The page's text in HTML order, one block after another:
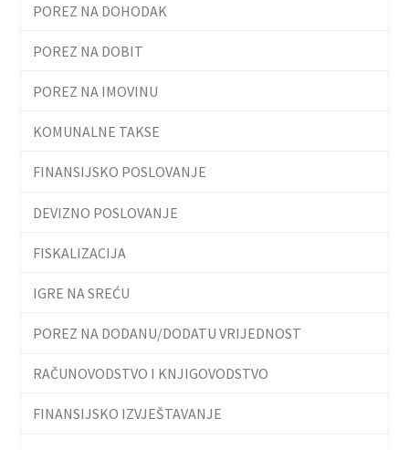
POREZ NA DOHODAK
POREZ NA DOBIT
POREZ NA IMOVINU
KOMUNALNE TAKSE
FINANSIJSKO POSLOVANJE
DEVIZNO POSLOVANJE
FISKALIZACIJA
IGRE NA SREĆU
POREZ NA DODANU/DODATU VRIJEDNOST
RAČUNOVODSTVO I KNJIGOVODSTVO
FINANSIJSKO IZVJEŠTAVANJE